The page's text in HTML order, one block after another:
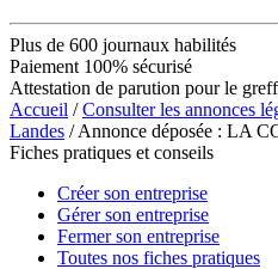
Plus de 600 journaux habilités
Paiement 100% sécurisé
Attestation de parution pour le
Accueil /Consulter les annonces
Landes / Annonce déposée : LA
Fiches pratiques et conseils
Créer son entreprise
Gérer son entreprise
Fermer son entreprise
Toutes nos fiches pratiques